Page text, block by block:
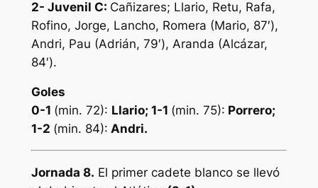
2- Juvenil C: Cañizares; Llario, Retu, Rafa,
Rofino, Jorge, Lancho, Romera (Mario, 87′),
Andri, Pau (Adrián, 79′), Aranda (Alcázar,
84′).
Goles
0-1 (min. 72): Llario; 1-1 (min. 75): Porrero;
1-2 (min. 84): Andri.
Jornada 8. El primer cadete blanco se llevó